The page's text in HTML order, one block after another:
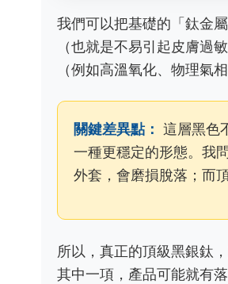
我們可以把基礎的「鈦金
（也就是不易引起皮膚過
（例如高溫氧化、物理氣
關鍵差異點： 這層黑色
一種更穩定的形態。我
外套，會磨損脫落；而
所以，真正的頂級黑銀鈦
其中一項，產品可能就有落